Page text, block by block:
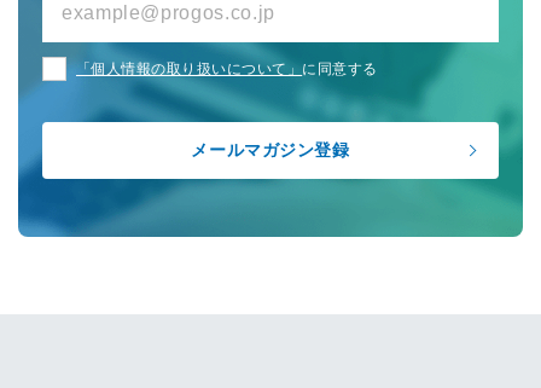
「個人情報の取り扱いについて」 に同意する